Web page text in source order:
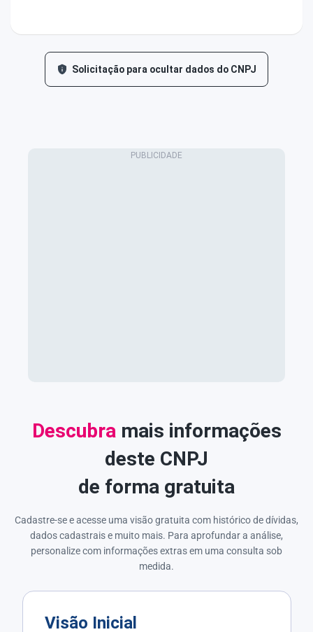
Solicitação para ocultar dados do CNPJ
Descubra mais informações
deste CNPJ
de forma gratuita
Cadastre-se e acesse uma visão gratuita com histórico de dívidas,
dados cadastrais e muito mais. Para aprofundar a análise,
personalize com informações extras em uma consulta sob
medida.
Visão Inicial